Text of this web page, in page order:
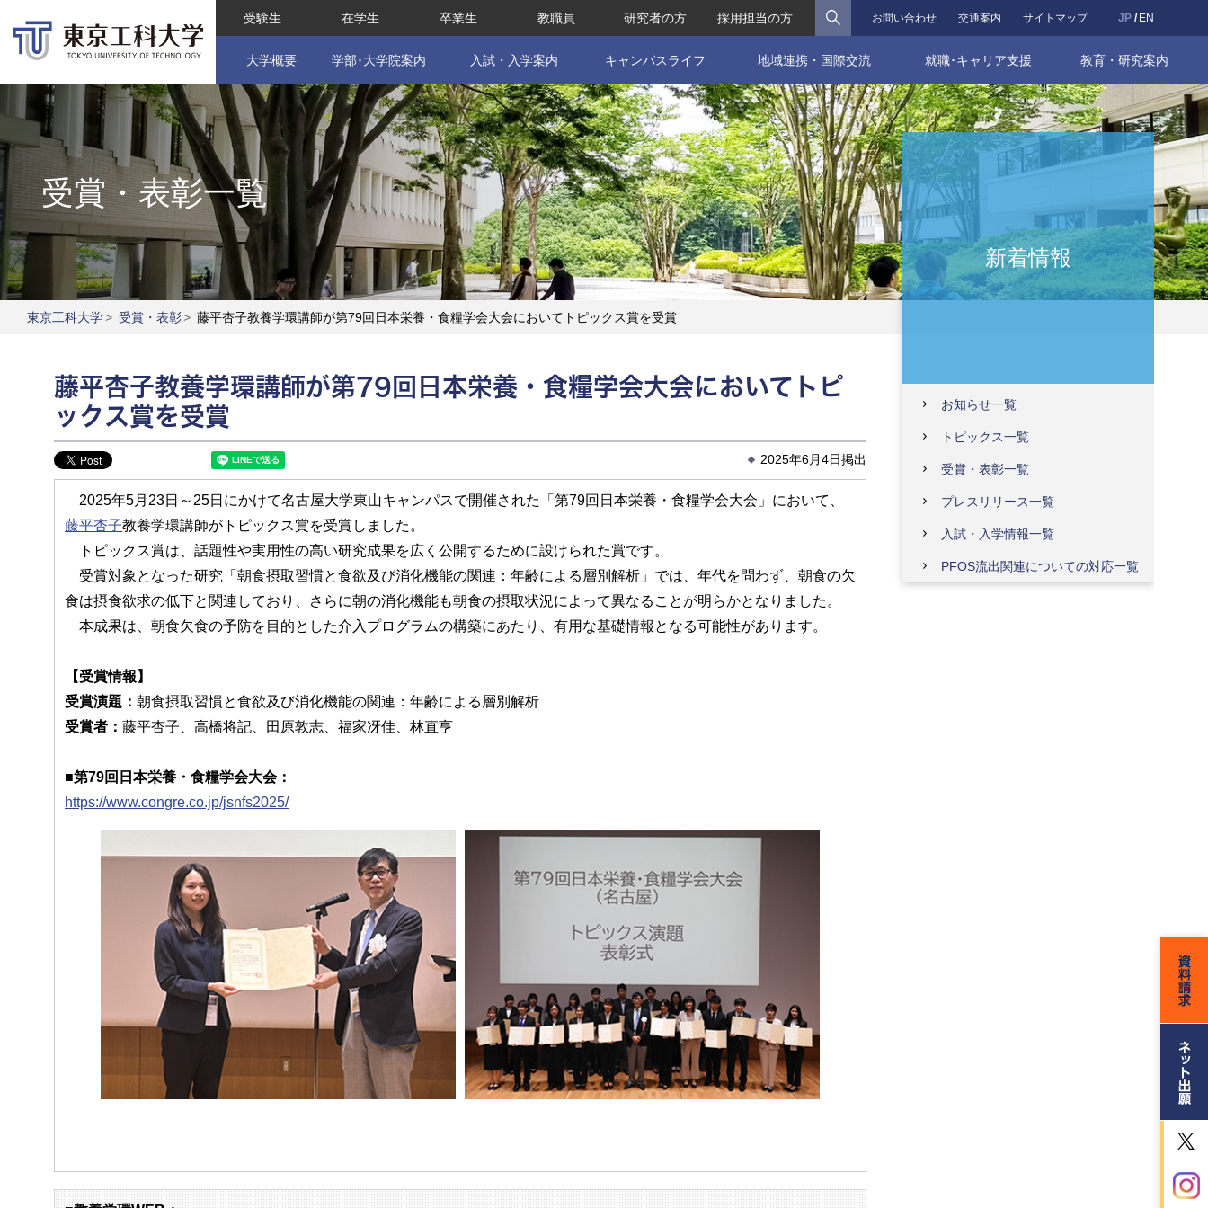
JP EN
お問い合わせ 交通案内 サイトマップ
受験生 在学生 卒業生 教職員 研究者の方 採用担当の方 検索
大学概要 学部･大学院案内 入試・入学案内 キャンパスライフ 地域連携・国際交流 就職･キャリア支援 教育・研究案内
受賞・表彰一覧
東京工科大学> 受賞・表彰> 藤平杏子教養学環講師が第79回日本栄養・食糧学会大会においてトピックス賞を受賞
藤平杏子教養学環講師が第79回日本栄養・食糧学会大会においてトピ
ックス賞を受賞
2025年6月4日掲出
2025年5月23日～25日にかけて名古屋大学東山キャンパスで開催された「第79回日本栄養・食糧学会大会」において、
藤平杏子教養学環講師がトピックス賞を受賞しました。
トピックス賞は、話題性や実用性の高い研究成果を広く公開するために設けられた賞です。
受賞対象となった研究「朝食摂取習慣と食欲及び消化機能の関連：年齢による層別解析」では、年代を問わず、朝食の欠
食は摂食欲求の低下と関連しており、さらに朝の消化機能も朝食の摂取状況によって異なることが明らかとなりました。
本成果は、朝食欠食の予防を目的とした介入プログラムの構築にあたり、有用な基礎情報となる可能性があります。
【受賞情報】
受賞演題： 朝食摂取習慣と食欲及び消化機能の関連：年齢による層別解析
受賞者： 藤平杏子、高橋将記、田原敦志、福家冴佳、林直亨
■第79回日本栄養・食糧学会大会：
https://www.congre.co.jp/jsnfs2025/
新着情報
お知らせ一覧
トピックス一覧
受賞・表彰一覧
プレスリリース一覧
入試・入学情報一覧
PFOS流出関連についての対応一覧